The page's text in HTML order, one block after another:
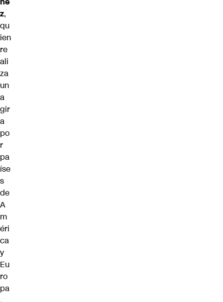
z,
qu
ien
re
ali
za
un
a
gir
a
po
r
pa
íse
s
de
A
m
éri
ca
y
Eu
ro
pa